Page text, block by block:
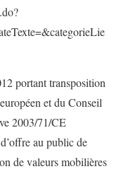
portant transposition
et du Conseil
2003/71/CE
au public de
de valeurs mobilières